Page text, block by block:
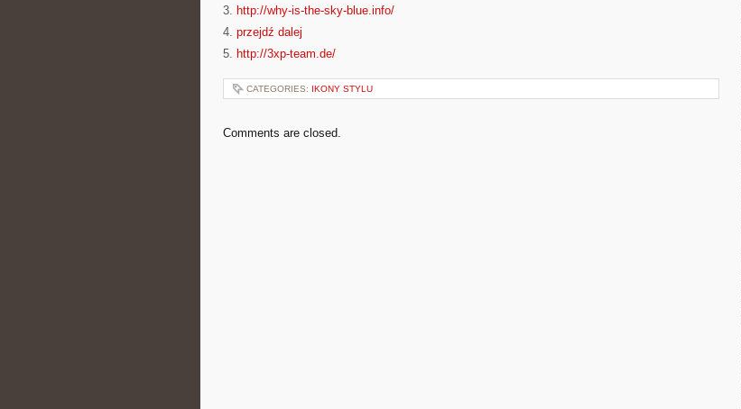
3. http://why-is-the-sky-blue.info/
4. przejdź dalej
5. http://3xp-team.de/
CATEGORIES: IKONY STYLU
Comments are closed.